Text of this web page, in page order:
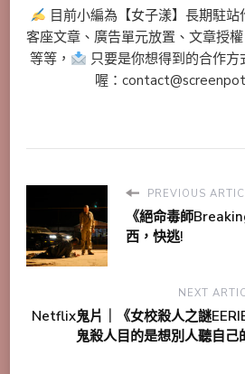
目前小編為【女子漾】長期駐
客座文章、廣告單元放置、文章授
等等，
只要是你想得到的合作
喔：
PREVIOUS
《絕命毒師
西，快逃!
NEXT
Netflix鬼片｜《女校殺人之謎
鬼殺人目的是想別人聽自己